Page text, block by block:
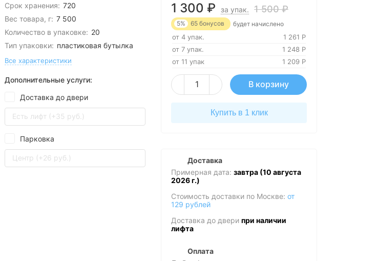
Срок хранения: 720
Вес товара, г: 7 500
Количество в упаковке: 20
Тип упаковки: пластиковая бутылка
Все характеристики
Дополнительные услуги:
Доставка до двери
Есть лифт (+35 руб.)
Парковка
Центр (+26 руб.)
1 300 ₽ за упак. 1 500₽
5% 65 бонусов будет начислено
от 4 упак. 1 261 Р
от 7 упак.
1 248 Р
от 11 упак
1 209 Р
В корзину
Купить в 1 клик
Доставка
Примерная дата: завтра (10 августа
2026 г.)
Стоимость доставки по Москве: от
129 рублей
Доставка до двери при наличии
лифта
Оплата